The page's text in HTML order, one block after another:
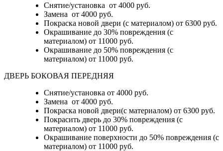
Снятие/установка от 4000 руб.
Замена от 4000 руб.
Покраска новой двери (с материалом) от 6300 руб.
Окрашивание до 30% повреждения (с
материалом) от 11000 руб.
Окрашивание до 50% повреждения (с
материалом) от 11000 руб.
ДВЕРЬ БОКОВАЯ ПЕРЕДНЯЯ
Снятие/установка от 4000 руб.
Замена от 4000 руб.
Покраска новой двери(с материалом) от 6300 руб.
Покрасить дверь до 30% повреждения (с
материалом) от 11000 руб.
Окрашивание поверхности до 50% повреждения (с
материалом) от 11000 руб.